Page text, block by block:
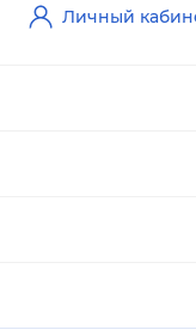
Личный